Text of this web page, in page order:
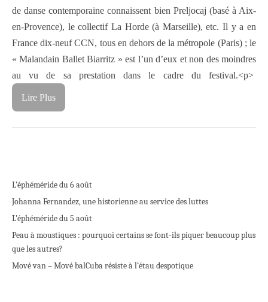
de danse contemporaine connaissent bien Preljocaj (basé à Aix-
en-Provence), le collectif La Horde (à Marseille), etc. Il y a en
France dix-neuf CCN, tous en dehors de la métropole (Paris) ; le
« Malandain Ballet Biarritz » est l’un d’eux et non des moindres
au vu de sa prestation dans le cadre du festival.<p>
Lire Plus
L’éphéméride du 6 août
Johanna Fernandez, une historienne au service des luttes
L’éphéméride du 5 août
Peau à moustiques : pourquoi certains se font-ils piquer beaucoup plus
que les autres?
Mové van – Mové balCuba résiste à l’étau despotique